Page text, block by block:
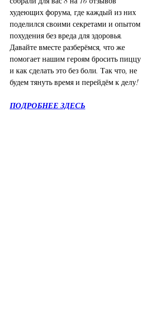
худеющих форума, где каждый из них
поделился своими секретами и опытом
похудения без вреда для здоровья.
Давайте вместе разберёмся, что же
помогает нашим героям бросить пиццу
и как сделать это без боли. Так что, не
будем тянуть время и перейдём к делу!
ПОДРОБНЕЕ ЗДЕСЬ